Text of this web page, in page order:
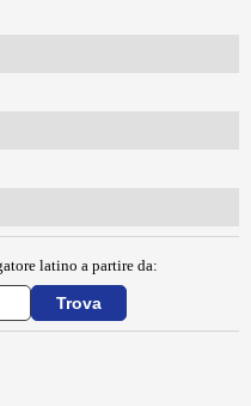
latino a partire da: